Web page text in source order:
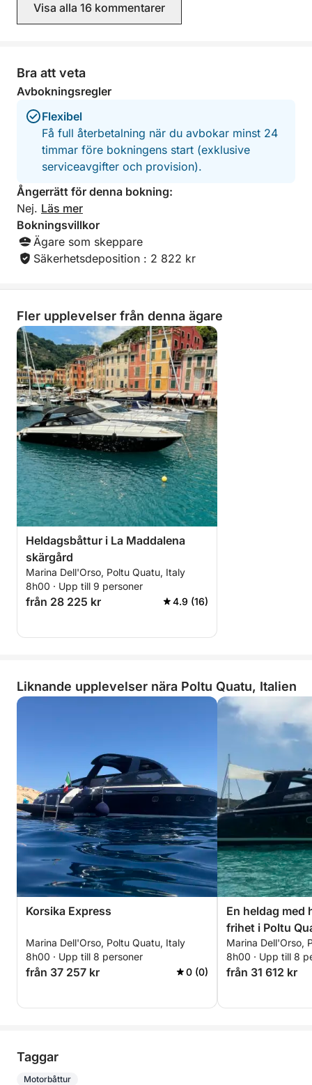
höjdpunkterna på vår resa, och vi
rekommenderar dig starkt till alla som
Vi hoppas att vi ses igen i framtiden!
Visa alla 16 kommentarer
Bra att veta
Avbokningsregler
Flexibel
Få full återbetalning när du avbokar minst 24
timmar före bokningens start (exklusive
serviceavgifter och provision).
Ångerrätt för denna bokning:
Nej. Läs mer
Bokningsvillkor
Ägare som skeppare
Säkerhetsdeposition : 2 822 kr
Fler upplevelser från denna ägare
Heldagsbåttur i La Maddalena
skärgård
Marina Dell'Orso, Poltu Quatu, Italy
8h00 · Upp till 9 personer
från 28 225 kr 4.9 (16)
Liknande upplevelser nära Poltu Quatu, Italien
Korsika Express
Marina Dell'Orso, Poltu Quatu, Italy
8h00 · Upp till 8 personer
från 37 257 kr 0 (0)
En heldag med
frihet i Poltu
Marina Dell'Orso,
8h00 · Upp till 8
från 31 612 kr
Taggar
Motorbåttur